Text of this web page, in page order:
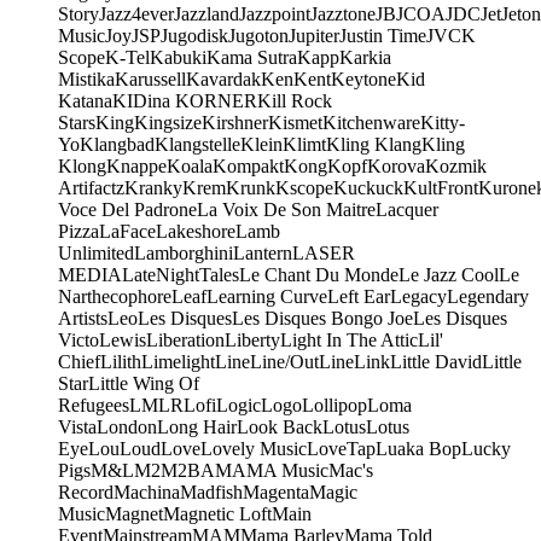
StoryJazz4everJazzlandJazzpointJazztoneJBJCOAJDCJetJeton
MusicJoyJSPJugodiskJugotonJupiterJustin TimeJVCK
ScopeK-TelKabukiKama SutraKappKarkia
MistikaKarussellKavardakKenKentKeytoneKid
KatanaKIDina KORNERKill Rock
StarsKingKingsizeKirshnerKismetKitchenwareKitty-
YoKlangbadKlangstelleKleinKlimtKling KlangKling
KlongKnappeKoalaKompaktKongKopfKorovaKozmik
ArtifactzKrankyKremKrunkKscopeKuckuckKultFront
Voce Del PadroneLa Voix De Son MaitreLacquer
PizzaLaFaceLakeshoreLamb
UnlimitedLamborghiniLanternLASER
MEDIALateNightTalesLe Chant Du MondeLe Jazz CoolLe
NarthecophoreLeafLearning CurveLeft EarLegacyLegendary
ArtistsLeoLes DisquesLes Disques Bongo JoeLes Disques
VictoLewisLiberationLibertyLight In The AtticLil'
ChiefLilithLimelightLineLine/OutLineLinkLittle DavidLittle
StarLittle Wing Of
RefugeesLMLRLofiLogicLogoLollipopLoma
VistaLondonLong HairLook BackLotusLotus
EyeLouLoudLoveLovely MusicLoveTapLuaka BopLucky
PigsM&LM2M2BAMAMA MusicMac's
RecordMachinaMadfishMagentaMagic
MusicMagnetMagnetic LoftMain
EventMainstreamMAMMama BarleyMama Told